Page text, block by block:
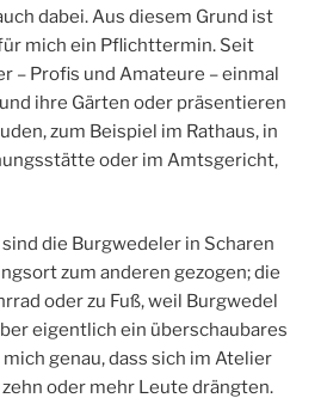
dabei. Aus diesem Grund ist
mich ein Pflichttermin. Seit
– Profis und Amateure – einmal
ihre Gärten oder präsentieren
zum Beispiel im Rathaus, in
oder im Amtsgericht,
die Burgwedeler in Scharen
zum anderen gezogen; die
oder zu Fuß, weil Burgwedel
eigentlich ein überschaubares
genau, dass sich im Atelier
oder mehr Leute drängten.